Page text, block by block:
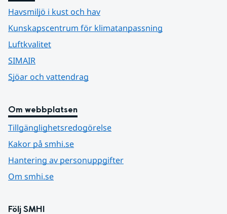
Havsmiljö i kust och hav
Kunskapscentrum för klimatanpassning
Luftkvalitet
SIMAIR
Sjöar och vattendrag
Om webbplatsen
Tillgänglighetsredogörelse
Kakor på smhi.se
Hantering av personuppgifter
Om smhi.se
Följ SMHI